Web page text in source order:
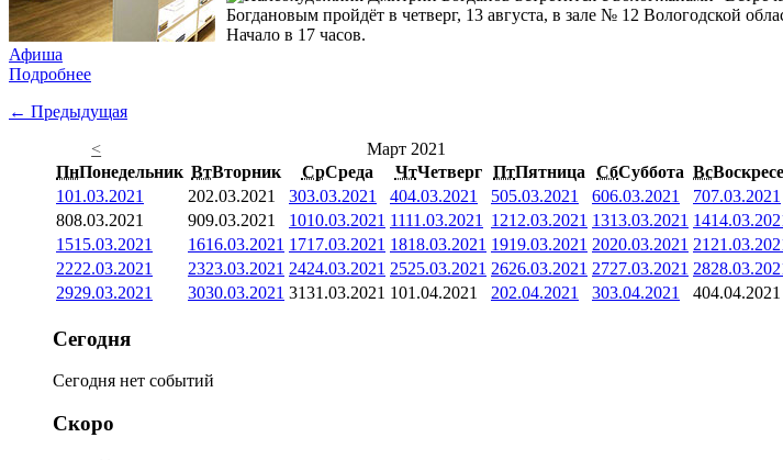
Богдановым пройдёт в четверг, 13 августа, в зале № 12 Вологодской
Начало в 17 часов.
Афиша
Подробнее
← Предыдущая
<
Март 2021
ПнПонедельник ВтВторник СрСреда ЧтЧетверг ПтПятница СбСуббота Вс
101.03.2021 202.03.2021 303.03.2021 404.03.2021 505.03.2021 606.03.2021 707.03.2021
808.03.2021 909.03.2021 1010.03.2021 1111.03.2021 1212.03.2021 1313.03.2021 14
1515.03.2021 1616.03.2021 1717.03.2021 1818.03.2021 1919.03.2021 2020.03.2021 21
2222.03.2021 2323.03.2021 2424.03.2021 2525.03.2021 2626.03.2021 2727.03.2021 28
2929.03.2021 3030.03.2021 3131.03.2021 101.04.2021 202.04.2021 303.04.2021 404.04.2021
Сегодня
Сегодня нет событий
Скоро